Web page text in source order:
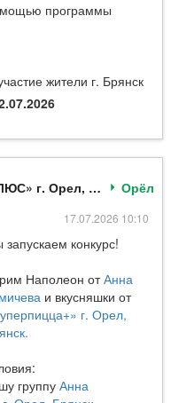
программы
жители г. Брянск
«СУПЕР ПИЦЦА ПЛЮС» г. Орел, Брянск. Орёл
17.07.2026 10:10
конкурс!
Наполеон отАнна
и вкусняшки от
г. Орел,
группу Анна